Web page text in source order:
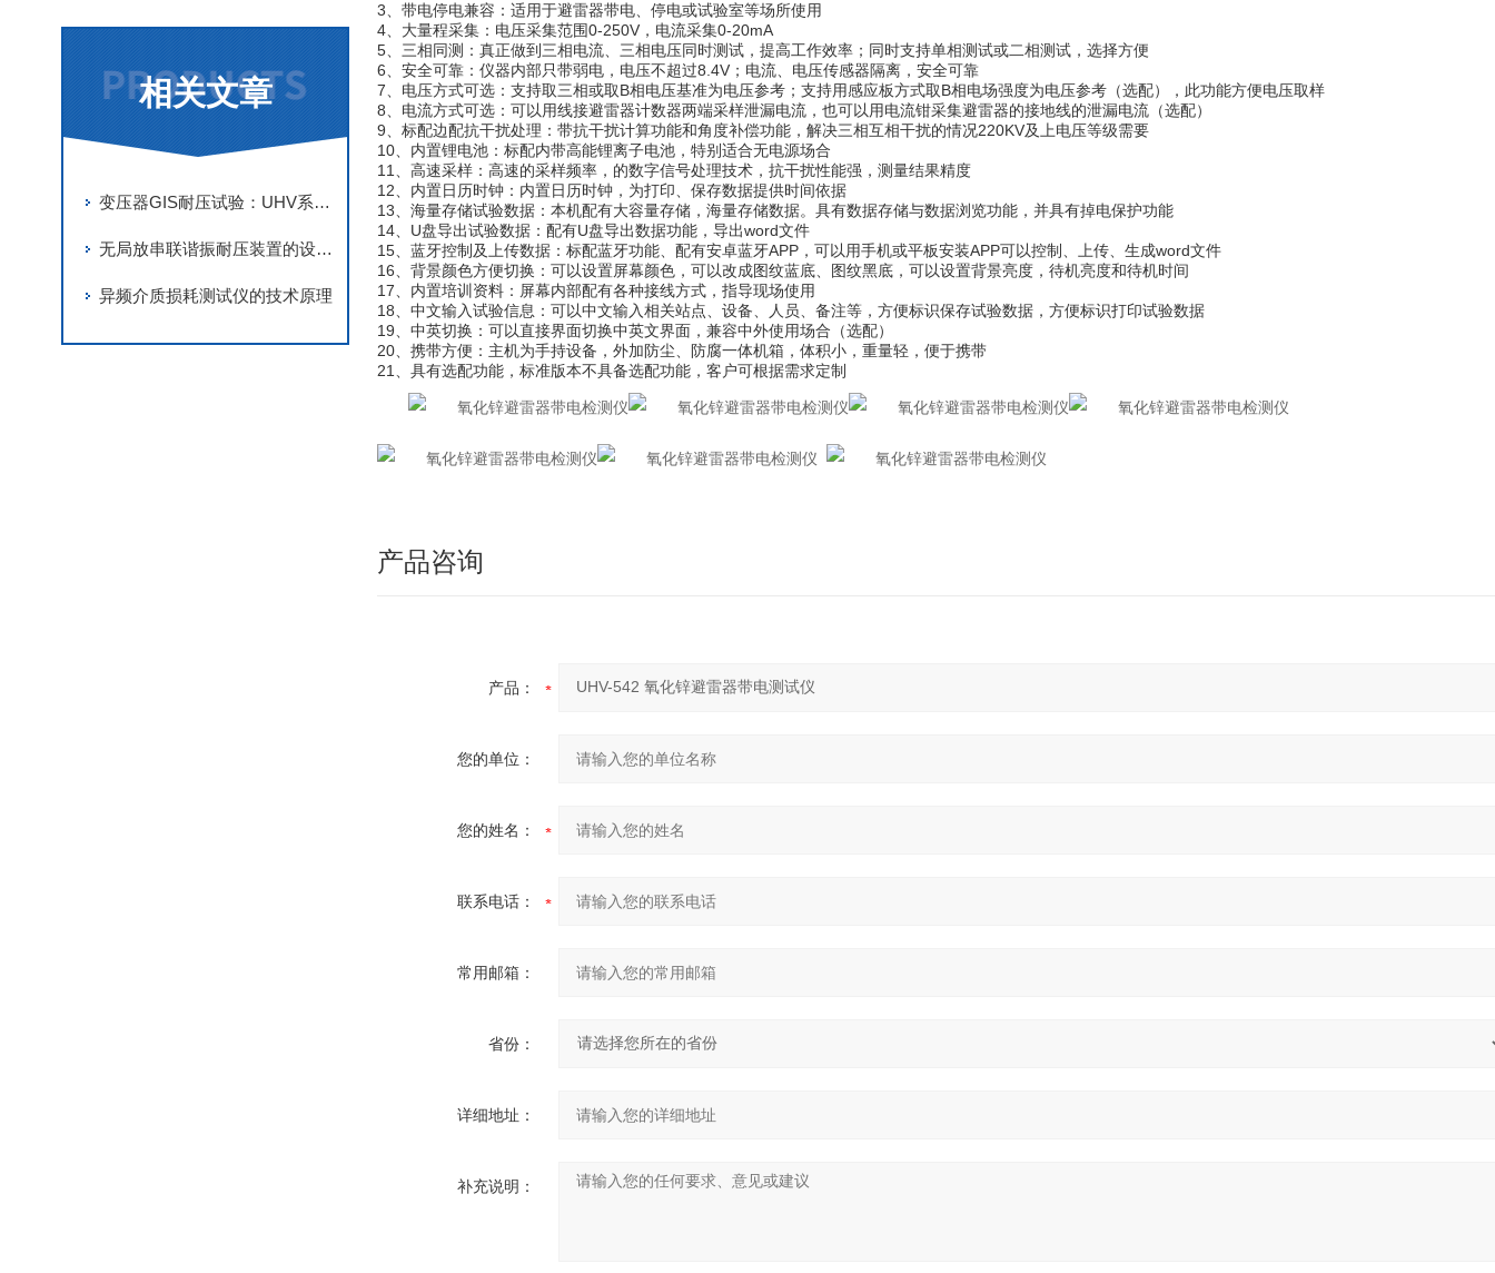
相关文章
变压器GIS耐压试验：UHV系列串联谐振装置的操作流程与防护要点
无局放串联谐振耐压装置的设计原理与“零局放“指标实现的关键技术
异频介质损耗测试仪的技术原理
3、带电停电兼容：适用于避雷器带电、停电或试验室等场所使用
4、大量程采集：电压采集范围0-250V，电流采集0-20mA
5、三相同测：真正做到三相电流、三相电压同时测试，提高工作效率；同时支持单相测试或二相测试，选择方便
6、安全可靠：仪器内部只带弱电，电压不超过8.4V；电流、电压传感器隔离，安全可靠
7、电压方式可选：支持取三相或取B相电压基准为电压参考；支持用感应板方式取B相电场强度为电压参考（选配），此功能方便电压取样
8、电流方式可选：可以用线接避雷器计数器两端采样泄漏电流，也可以用电流钳采集避雷器的接地线的泄漏电流（选配）
9、标配边配抗干扰处理：带抗干扰计算功能和角度补偿功能，解决三相互相干扰的情况220KV及上电压等级需要
10、内置锂电池：标配内带高能锂离子电池，特别适合无电源场合
11、高速采样：高速的采样频率，的数字信号处理技术，抗干扰性能强，测量结果精度
12、内置日历时钟：内置日历时钟，为打印、保存数据提供时间依据
13、海量存储试验数据：本机配有大容量存储，海量存储数据。具有数据存储与数据浏览功能，并具有掉电保护功能
14、U盘导出试验数据：配有U盘导出数据功能，导出word文件
15、蓝牙控制及上传数据：标配蓝牙功能、配有安卓蓝牙APP，可以用手机或平板安装APP可以控制、上传、生成word文件
16、背景颜色方便切换：可以设置屏幕颜色，可以改成图纹蓝底、图纹黑底，可以设置背景亮度，待机亮度和待机时间
17、内置培训资料：屏幕内部配有各种接线方式，指导现场使用
18、中文输入试验信息：可以中文输入相关站点、设备、人员、备注等，方便标识保存试验数据，方便标识打印试验数据
19、中英切换：可以直接界面切换中英文界面，兼容中外使用场合（选配）
20、携带方便：主机为手持设备，外加防尘、防腐一体机箱，体积小，重量轻，便于携带
21、具有选配功能，标准版本不具备选配功能，客户可根据需求定制
产品咨询
产品：
您的单位：
您的姓名：
联系电话：
常用邮箱：
省份：
详细地址：
补充说明：